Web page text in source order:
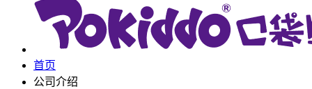
首页
公司介绍